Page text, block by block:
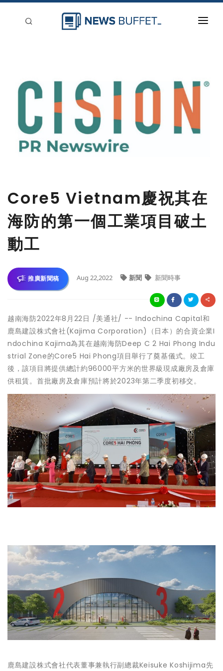
登入
Core5 Vietnam慶祝其在
海防的第一個工業項目破土
動工
推廣新聞稿 Aug 22,2022 新聞 新聞時事
越南海防2022年8月22日 /美通社/ -- Indochina Capital和
鹿島建設株式會社(Kajima Corporation)（日本）的合資企業I
ndochina Kajima為其在越南海防Deep C 2 Hai Phong Indu
strial Zone的Core5 Hai Phong項目舉行了奠基儀式。竣工
後，該項目將提供總計約96000平方米的世界級現成廠房及倉庫
供租賃。首批廠房及倉庫預計將於2023年第二季度初移交。
鹿島建設株式會社代表董事兼執行副總裁Keisuke Koshijima先